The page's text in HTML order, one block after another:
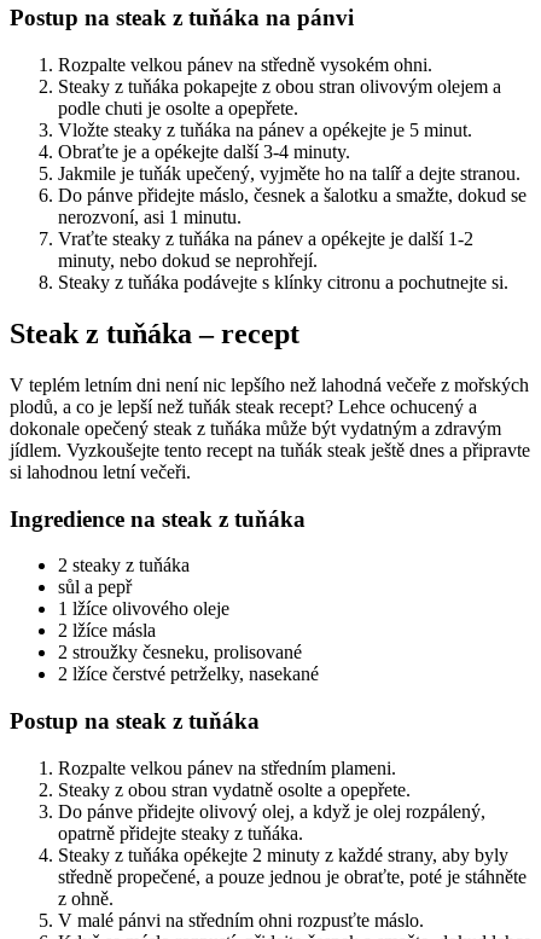
Postup na steak z tuňáka na pánvi
Rozpalte velkou pánev na středně vysokém ohni.
Steaky z tuňáka pokapejte z obou stran olivovým olejem a
podle chuti je osolte a opepřete.
Vložte steaky z tuňáka na pánev a opékejte je 5 minut.
Obraťte je a opékejte další 3-4 minuty.
Jakmile je tuňák upečený, vyjměte ho na talíř a dejte stranou.
Do pánve přidejte máslo, česnek a šalotku a smažte, dokud se
nerozvoní, asi 1 minutu.
Vraťte steaky z tuňáka na pánev a opékejte je další 1-2
minuty, nebo dokud se neprohřejí.
Steaky z tuňáka podávejte s klínky citronu a pochutnejte si.
Steak z tuňáka – recept
V teplém letním dni není nic lepšího než lahodná večeře z mořských
plodů, a co je lepší než tuňák steak recept? Lehce ochucený a
dokonale opečený steak z tuňáka může být vydatným a zdravým
jídlem. Vyzkoušejte tento recept na tuňák steak ještě dnes a připravte
si lahodnou letní večeři.
Ingredience na steak z tuňáka
2 steaky z tuňáka
sůl a pepř
1 lžíce olivového oleje
2 lžíce másla
2 stroužky česneku, prolisované
2 lžíce čerstvé petrželky, nasekané
Postup na steak z tuňáka
Rozpalte velkou pánev na středním plameni.
Steaky z obou stran vydatně osolte a opepřete.
Do pánve přidejte olivový olej, a když je olej rozpálený,
opatrně přidejte steaky z tuňáka.
Steaky z tuňáka opékejte 2 minuty z každé strany, aby byly
středně propečené, a pouze jednou je obraťte, poté je stáhněte
z ohně.
V malé pánvi na středním ohni rozpusťte máslo.